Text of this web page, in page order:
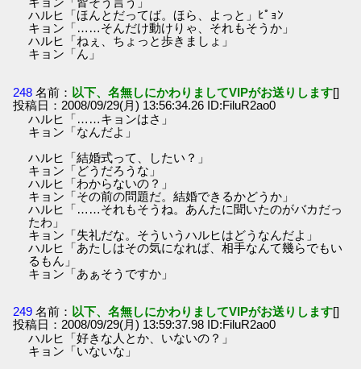
ハルヒ「ほんとだってば。ほら、よっと」ﾋﾟｮﾝ
キョン「……そんだけ動けりゃ、それもそうか」
ハルヒ「ねぇ、ちょっと歩きましょ」
キョン「ん」
248 名前： 以下、名無しにかわりましてVIPがお送りします[]
投稿日：2008/09/29(月) 13:56:34.26 ID:FiluR2ao0
ハルヒ「……キョンはさ」
キョン「なんだよ」
ハルヒ「結婚式って、したい？」
キョン「どうだろうな」
ハルヒ「わからないの？」
キョン「その前の問題だ。結婚できるかどうか」
ハルヒ「……それもそうね。あんたに聞いたのがバカだっ
たわ」
キョン「失礼だな。そういうハルヒはどうなんだよ」
ハルヒ「あたしはその気になれば、相手なんて幾らでもい
るもん」
キョン「あぁそうですか」
249 名前： 以下、名無しにかわりましてVIPがお送りします[]
投稿日：2008/09/29(月) 13:59:37.98 ID:FiluR2ao0
ハルヒ「好きな人とか、いないの？」
キョン「いないな」